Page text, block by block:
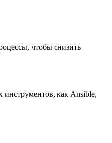
чтобы снизить
инструментов, как Ansible,